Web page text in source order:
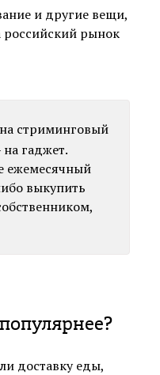
и другие вещи,
российский рынок
стриминговый
гаджет.
ежемесячный
выкупить
доставку еды,